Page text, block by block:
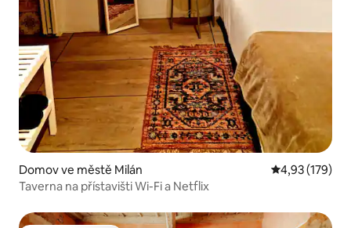
Domov ve městě Milán Průměrné
4,93 (179)
Taverna na přístavišti Wi-Fi a Netflix